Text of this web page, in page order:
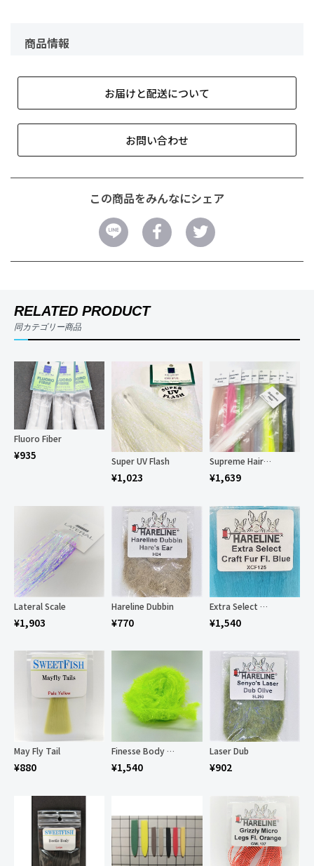
商品情報
お届けと配送について
お問い合わせ
この商品をみんなにシェア
RELATED PRODUCT
同カテゴリー商品
Fluoro Fiber
¥935 Super UV Flash
¥1,023
Supreme Hair ( Super Hair )
¥1,639
Lateral Scale
¥1,903
Hareline Dubbin
¥770
Extra Select Craft Fur
¥1,540
May Fly Tail
¥880
Finesse Body Chenille for Game Changer
¥1,540
Laser Dub
¥902